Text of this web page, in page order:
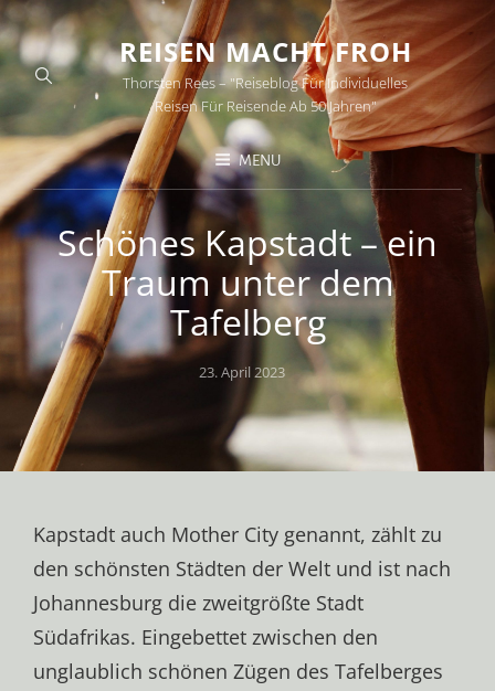
REISEN MACHT FROH
Thorsten Rees – "Reiseblog Für Individuelles
Reisen Für Reisende Ab 50 Jahren"
MENU
Schönes Kapstadt – ein
Traum unter dem
Tafelberg
Posted
23. April 2023
Kapstadt auch Mother City genannt, zählt zu
den schönsten Städten der Welt und ist nach
Johannesburg die zweitgrößte Stadt
Südafrikas. Eingebettet zwischen den
unglaublich schönen Zügen des Tafelberges